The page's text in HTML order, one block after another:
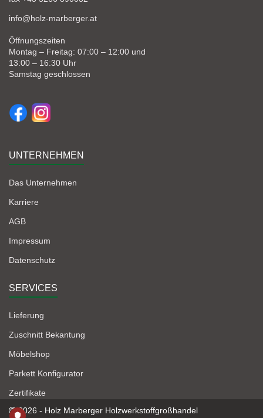
info@holz-marberger.at
Öffnungszeiten
Montag – Freitag: 07:00 – 12:00 und
13:00 – 16:30 Uhr
Samstag geschlossen
UNTERNEHMEN
Das Unternehmen
Karriere
AGB
Impressum
Datenschutz
SERVICES
Lieferung
Zuschnitt Bekantung
Möbelshop
Parkett Konfigurator
Zertifikate
2026 - Holz Marberger Holzwerkstoffgroßhandel